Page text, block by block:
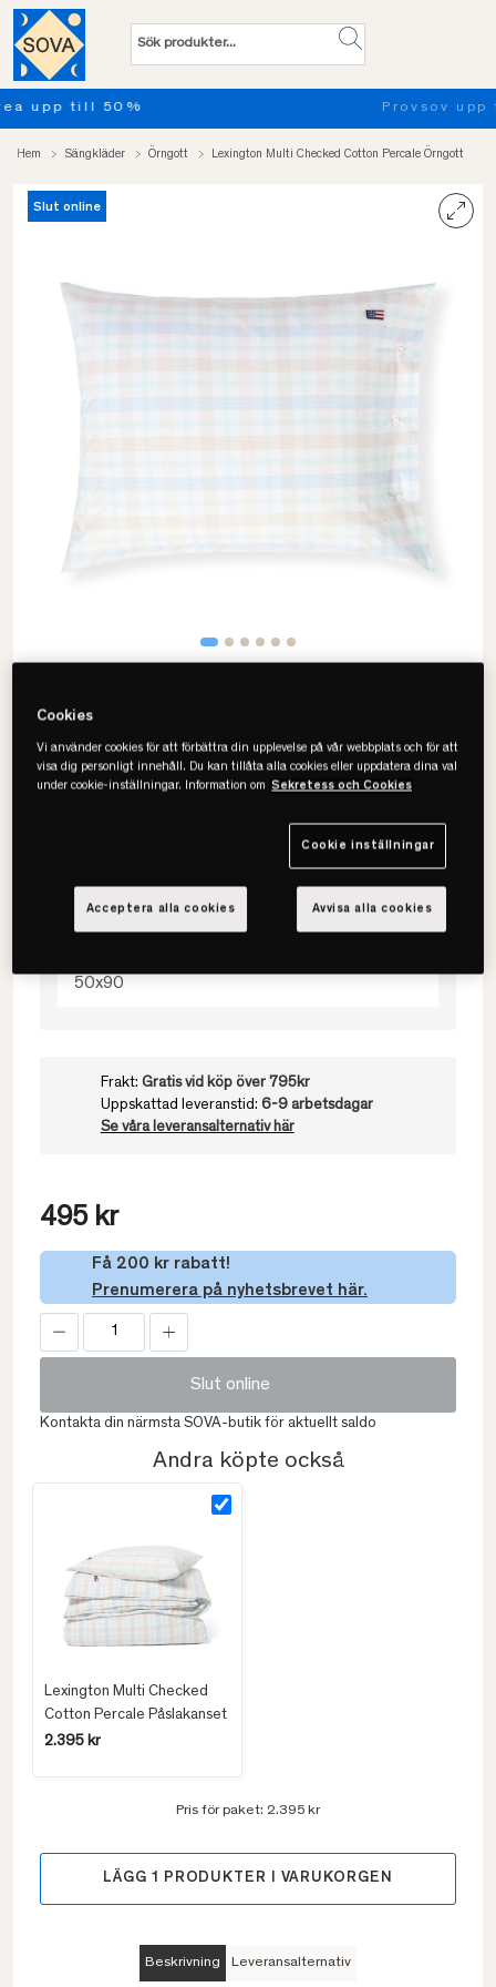
Provsov upp till 100 nätter. Läs mer
Hem Sängkläder Örngott Lexington Multi Checked Cotton Percale Örngott
Slut online
Lexington
Multi Checked Cotton Percale
50x90
Frakt: Gratis vid köp över 795kr
Uppskattad leveranstid: 6-9 arbetsdagar
Se våra leveransalternativ här
495 kr
Få 200 kr rabatt!
Prenumerera på nyhetsbrevet här.
Slut online
Kontakta din närmsta SOVA-butik för aktuellt saldo
Andra köpte också
Lexington Multi Checked
Cotton Percale Påslakanset
2.395 kr
Pris för paket: 2.395 kr
LÄGG 1 PRODUKTER I VARUKORGEN
Beskrivning Leveransalternativ
Cookies
Vi använder cookies för att förbättra din upplevelse på vår webbplats och för att
visa dig personligt innehåll. Du kan tillåta alla cookies eller uppdatera dina val
under cookie-inställningar. Information om Sekretess och Cookies
Cookie inställningar
Avvisa alla cookies
Acceptera alla cookies